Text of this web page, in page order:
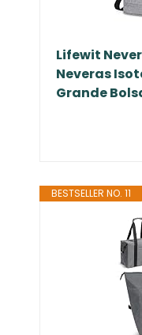
Lifewit
Neveras
Grande
BESTSELLER NO. 11